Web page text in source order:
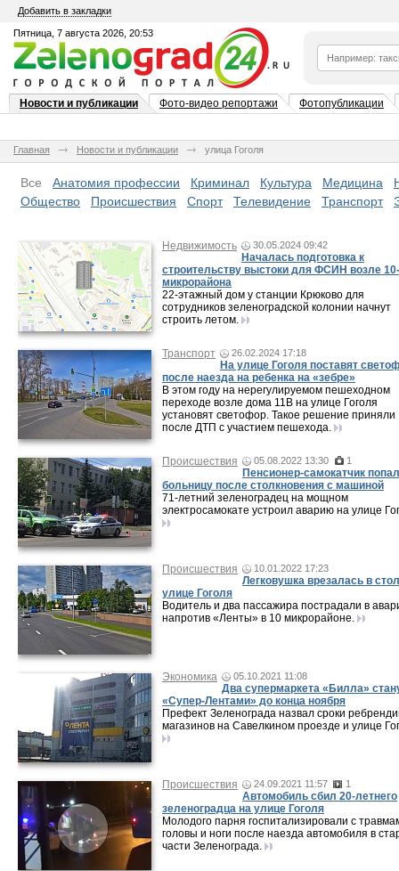
Добавить в закладки
Пятница, 7 августа 2026, 20:53
Новости и публикации Фото-видео репортажи Фотопубликации
Главная Новости и публикации улица Гоголя
Все Анатомия профессии Криминал Культура Медицина
Общество
Происшествия Спорт Телевидение Транспорт
Недвижимость 30.05.2024 09:42
Началась подготовка к
строительству выстоки для ФСИН возле
микрорайона
22-этажный дом у станции Крюково для
сотрудников зеленоградской колонии начнут
строить летом.
Транспорт 26.02.2024 17:18
На улице Гоголя поставят
после наезда на ребенка на «зебре»
В этом году на нерегулируемом пешеходном
переходе возле дома 11В на улице Гоголя
установят светофор. Такое решение приняли
после ДТП с участием пешехода.
Происшествия 05.08.2022 13:30 1
Пенсионер-самокатчик
больницу после столкновения с машиной
71-летний зеленоградец на мощном
электросамокате устроил аварию на улице
Происшествия 10.01.2022 17:23
Легковушка врезалась в
улице Гоголя
Водитель и два пассажира пострадали в
напротив «Ленты» в 10 микрорайоне.
Экономика 05.10.2021 11:08
Два супермаркета «Билла»
«Супер-Лентами» до конца ноября
Префект Зеленограда назвал сроки
магазинов на Савелкином проезде и улице
Происшествия 24.09.2021 11:57 1
Автомобиль сбил 20-летнего
зеленоградца на улице Гоголя
Молодого парня госпитализировали с
головы и ноги после наезда автомобиля в
части Зеленограда.